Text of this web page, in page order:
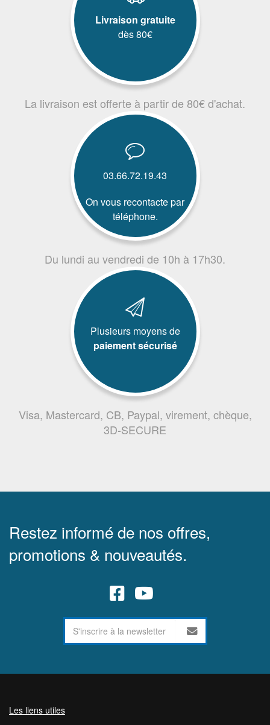
Livraison gratuite
dès 80€
La livraison est offerte à partir de 80€ d'achat.
03.66.72.19.43
On vous recontacte par
téléphone.
Du lundi au vendredi de 10h à 17h30.
Plusieurs moyens de
paiement sécurisé
Visa, Mastercard, CB, Paypal, virement, chèque,
3D-SECURE
Restez informé de nos offres,
promotions & nouveautés.
Les liens utiles